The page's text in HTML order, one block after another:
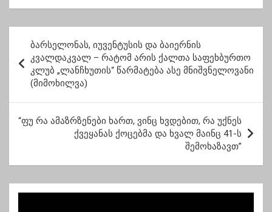
ო
ი
ვ
ბარსელონას, იუვენტუსის და ბაიერნის
კვალდაკვალ – რატომ არის ქალთა საფეხბურთო
კლუბ „ლანჩხუთის“ წარმატება ასე მნიშვნელოვანი
(მიმოხილვა)
“ფუ რა ამაზრზენები ხართ, ვინც ხვდებით, რა უქნეს
ქვეყანას ქოცებმა და ხვალ მაინც 41-ს
შემოხაზავთ”